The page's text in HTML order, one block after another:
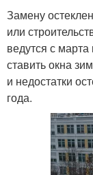
Замену
или
ведутся с
ставить окна
и недостатки
года.